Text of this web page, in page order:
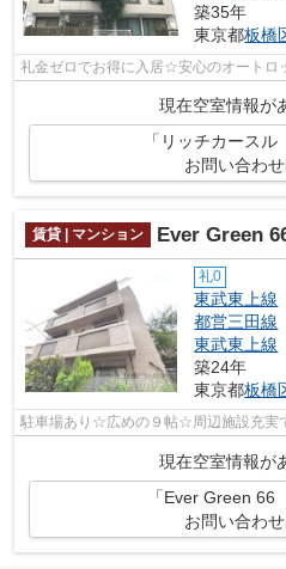
築35年
東京都板橋
礼金ゼロでお得に入居☆安心のオートロ
現在空室情報が
「リッチカース
お問い合わ
賃貸 | マンション Ever Green
礼0
東武東上線
都営三田線
東武東上線
築24年
東京都板橋
駐車場あり☆広めの９帖☆周辺施設充実
現在空室情報が
「Ever Green
お問い合わ